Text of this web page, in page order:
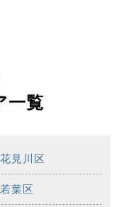
一覧
見川区
葉区